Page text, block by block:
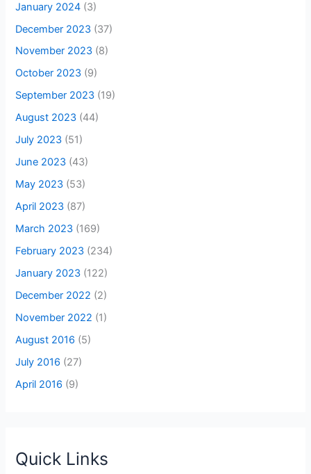
January 2024 (3)
December 2023 (37)
November 2023 (8)
October 2023 (9)
September 2023 (19)
August 2023 (44)
July 2023 (51)
June 2023 (43)
May 2023 (53)
April 2023 (87)
March 2023 (169)
February 2023 (234)
January 2023 (122)
December 2022 (2)
November 2022 (1)
August 2016 (5)
July 2016 (27)
April 2016 (9)
Quick Links